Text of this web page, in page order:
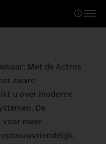
Met de Actros
zware
u over moderne
De
meer